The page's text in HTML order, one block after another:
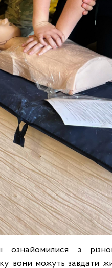
ознайомилися з
вони можуть завдати